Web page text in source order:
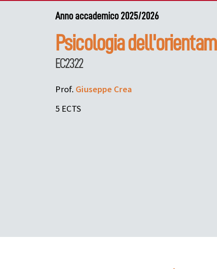
Anno accademico 2025/2026
Psicologia
EC2322
Prof. GiuseppeCrea
5 ECTS